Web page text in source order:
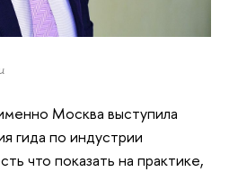
Москва выступила
гида по индустрии
что показать на практике,